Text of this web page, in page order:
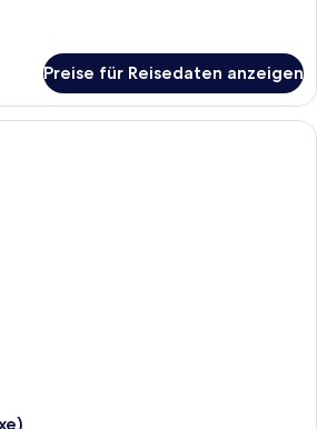
Preise für Reisedaten anzeigen